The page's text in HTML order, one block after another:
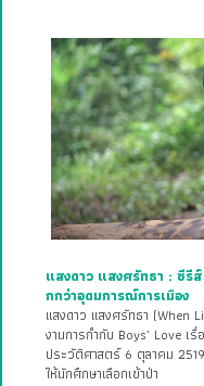
แสงดาว แสงศรัทธา : ซีรี
กกว่าอุดมการณ์การเมือง
แสงดาว แสงศรัทธา (When
งานการกำกับ Boys’ Love
ประวัติศาสตร์ 6 ตุลาคม
ให้นักศึกษาเลือกเข้าป่า